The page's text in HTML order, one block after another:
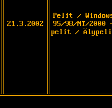
21.3.2002
Pelit /
95/98/NT/2000
pelit /